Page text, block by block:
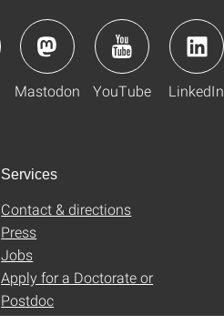
Mastodon YouTube LinkedIn
Services
Contact & directions
Press
Jobs
Apply for a Doctorate or
Postdoc